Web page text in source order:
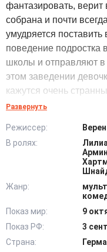
фантазировать,
собрана и почти
умудряется поставить
поведение подростка
школы и отправляют
этом заведении
кажутся очень
носят страшные
учиться среди
становится
вынуждена не
дух не переносят
существами, которым
подружиться с
люди не такие уж и
примирить два
стать среди них
Развернуть
Режиссер:
В ролях:
Жанр:
Показ мир:
9
Показ РФ:
3
Страна: